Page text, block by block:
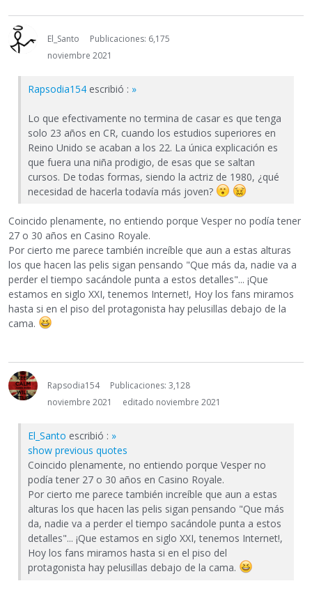
El_Santo
Publicaciones: 6,175
noviembre 2021
Rapsodia154 escribió : »
Lo que efectivamente no termina de casar es que tenga
solo 23 años en CR, cuando los estudios superiores en
Reino Unido se acaban a los 22. La única explicación es
que fuera una niña prodigio, de esas que se saltan
cursos. De todas formas, siendo la actriz de 1980, ¿qué
necesidad de hacerla todavía más joven?
Coincido plenamente, no entiendo porque Vesper no podía tener
27 o 30 años en Casino Royale.
Por cierto me parece también increíble que aun a estas alturas
los que hacen las pelis sigan pensando "Que más da, nadie va a
perder el tiempo sacándole punta a estos detalles"... ¡Que
estamos en siglo XXI, tenemos Internet!, Hoy los fans miramos
hasta si en el piso del protagonista hay pelusillas debajo de la
cama.
Rapsodia154
Publicaciones: 3,128
noviembre 2021
editado noviembre 2021
El_Santo escribió : »
show previous quotes
Coincido plenamente, no entiendo porque Vesper no
podía tener 27 o 30 años en Casino Royale.
Por cierto me parece también increíble que aun a estas
alturas los que hacen las pelis sigan pensando "Que más
da, nadie va a perder el tiempo sacándole punta a estos
detalles"... ¡Que estamos en siglo XXI, tenemos Internet!,
Hoy los fans miramos hasta si en el piso del
protagonista hay pelusillas debajo de la cama.